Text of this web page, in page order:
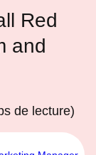
Red
and
de lecture)